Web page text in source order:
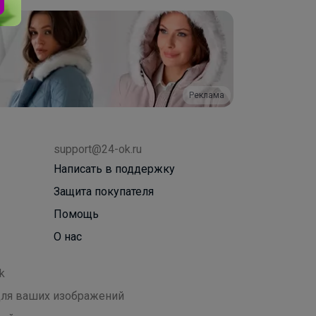
Реклама
support@24-ok.ru
Написать в поддержку
Защита покупателя
Помощь
О нас
ваших изображений